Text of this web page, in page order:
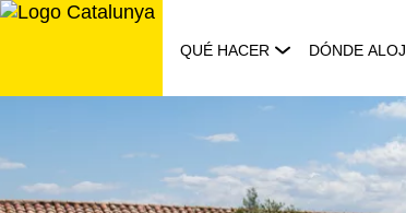
Saltar
QUÉ HACER DÓNDE